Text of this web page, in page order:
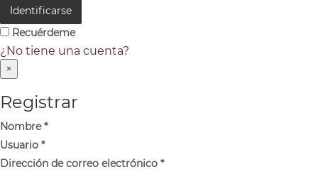
Identificarse
Recuérdeme
¿No tiene una cuenta?
×
Registrar
Nombre*
Usuario *
Dirección de correo electrónico *